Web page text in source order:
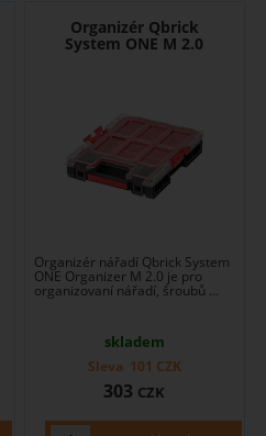
Organizér Qbrick
System ONE M 2.0
Organizér nářadí Qbrick System
ONE Organizer M 2.0 je pro
organizovaní nářadí, šroubů ...
skladem
303 CZK
Sleva 101 CZK